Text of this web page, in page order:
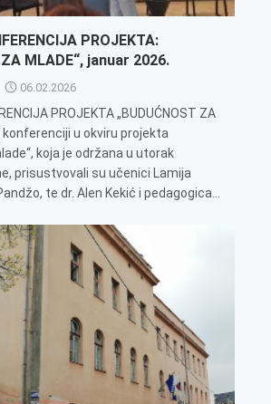
PROJEKTA:
MLADE“, januar 2026.
06.02.2026
PROJEKTA „BUDUĆNOST ZA
konferenciji u okviru projekta
koja je održana u utorak
prisustvovali su učenici Lamija
te dr. Alen Kekić i pedagogica...